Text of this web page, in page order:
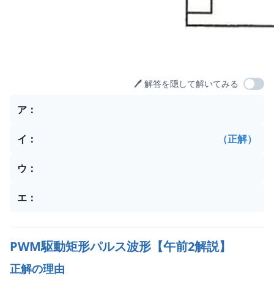
🖊️ 解答を隠して解いてみる
選択肢
ア ：
イ ： （正解）
ウ ：
エ ：
PWM駆動矩形パルス波形【午前2解説】
正解の理由